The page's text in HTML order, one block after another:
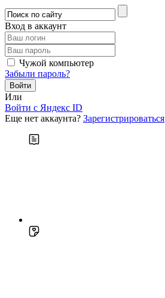
Вход в аккаунт
Чужой компьютер
Забыли пароль?
Или
Войти c Яндекс ID
Еще нет аккаунта? Зарегистрироваться